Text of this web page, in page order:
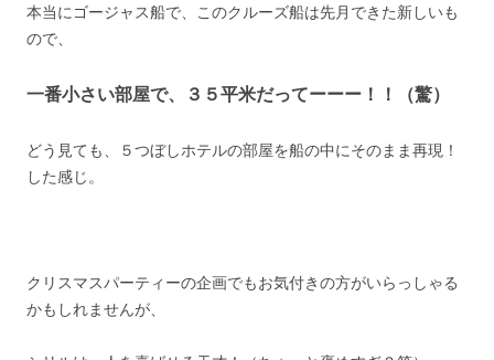
本当にゴージャス船で、このクルーズ船は先月できた新しいも
ので、
一番小さい部屋で、３５平米だってーーー！！（驚）
どう見ても、５つぼしホテルの部屋を船の中にそのまま再現！
した感じ。
クリスマスパーティーの企画でもお気付きの方がいらっしゃる
かもしれませんが、